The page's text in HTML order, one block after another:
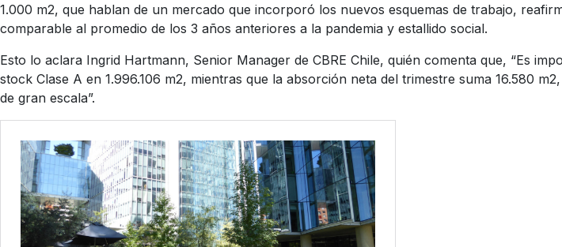
1.000 m2, que hablan de un mercado que incorporó los nuevos esquemas de trabajo,
comparable al promedio de los 3 años anteriores a la pandemia y estallido social.
Esto lo aclara Ingrid Hartmann, Senior Manager de CBRE Chile, quién comenta que, “Es
stock Clase A en 1.996.106 m2, mientras que la absorción neta del trimestre suma 16.580
de gran escala”.